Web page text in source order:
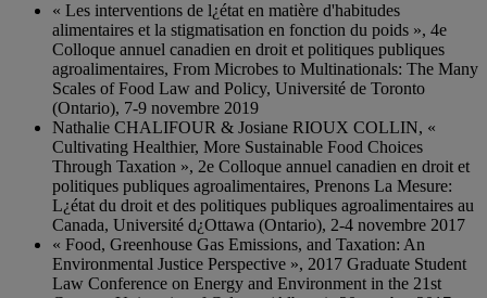
« Les interventions de l¿état en matière d'habitudes
alimentaires et la stigmatisation en fonction du poids », 4e
Colloque annuel canadien en droit et politiques publiques
agroalimentaires, From Microbes to Multinationals: The Many
Scales of Food Law and Policy, Université de Toronto
(Ontario), 7-9 novembre 2019
Nathalie CHALIFOUR & Josiane RIOUX COLLIN, «
Cultivating Healthier, More Sustainable Food Choices
Through Taxation », 2e Colloque annuel canadien en droit et
politiques publiques agroalimentaires, Prenons La Mesure:
L¿état du droit et des politiques publiques agroalimentaires au
Canada, Université d¿Ottawa (Ontario), 2-4 novembre 2017
« Food, Greenhouse Gas Emissions, and Taxation: An
Environmental Justice Perspective », 2017 Graduate Student
Law Conference on Energy and Environment in the 21st